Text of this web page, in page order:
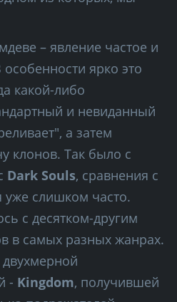
– явление частое и
ярко это
какой-либо
и невиданный
а затем
клонов. Так было с
Dark Souls, сравнения с
уже слишком часто.
с десятком-другим
в самых разных жанрах.
- Kingdom, получившей